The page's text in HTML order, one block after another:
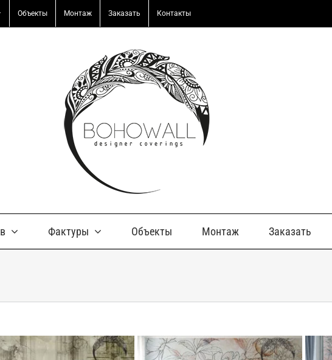
Объекты Монтаж Заказать Контакты
Фактуры Объекты Монтаж Заказать